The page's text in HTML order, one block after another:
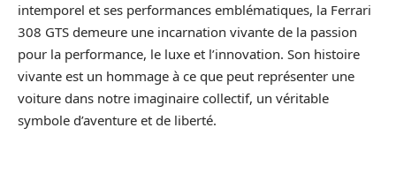
intemporel et ses performances emblématiques, la Ferrari
308 GTS demeure une incarnation vivante de la passion
pour la performance, le luxe et l’innovation. Son histoire
vivante est un hommage à ce que peut représenter une
voiture dans notre imaginaire collectif, un véritable
symbole d’aventure et de liberté.